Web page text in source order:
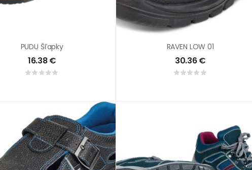
PUDU Šľapky
16.38€
RAVEN LOW 01
30.36€